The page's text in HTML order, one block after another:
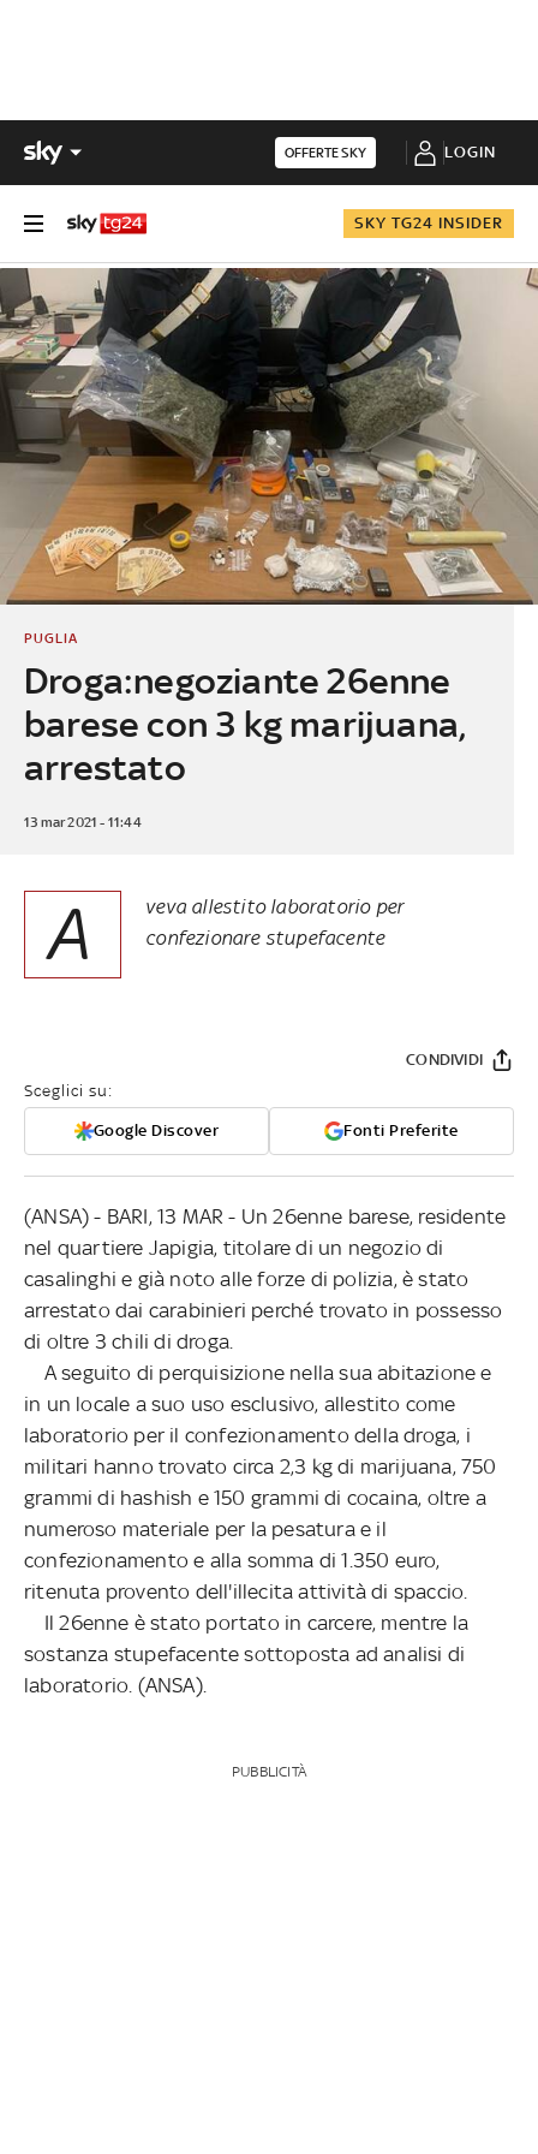
OFFERTE SKY LOGIN
SKY TG24 INSIDER
Droga:negoziante 26enne
barese con 3 kg marijuana,
arrestato
PUGLIA
13 mar 2021 - 11:44
A
veva allestito laboratorio per
confezionare stupefacente
Sceglici su:
Google Discover Fonti Preferite
CONDIVIDI
(ANSA) - BARI, 13 MAR - Un 26enne barese, residente
nel quartiere Japigia, titolare di un negozio di
casalinghi e già noto alle forze di polizia, è stato
arrestato dai carabinieri perché trovato in possesso
di oltre 3 chili di droga.
A seguito di perquisizione nella sua abitazione e
in un locale a suo uso esclusivo, allestito come
laboratorio per il confezionamento della droga, i
militari hanno trovato circa 2,3 kg di marijuana, 750
grammi di hashish e 150 grammi di cocaina, oltre a
numeroso materiale per la pesatura e il
confezionamento e alla somma di 1.350 euro,
ritenuta provento dell'illecita attività di spaccio.
Il 26enne è stato portato in carcere, mentre la
sostanza stupefacente sottoposta ad analisi di
laboratorio. (ANSA).
PUBBLICITÀ